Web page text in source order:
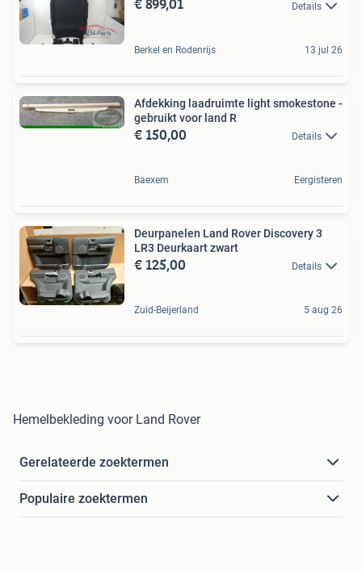
Details
Berkel en Rodenrijs 13 jul 26
Afdekking laadruimte light smokestone -
gebruikt voor land R
€ 150,00 Details
Baexem Eergisteren
Deurpanelen Land Rover Discovery 3
LR3 Deurkaart zwart
€ 125,00 Details
Zuid-Beijerland 5 aug 26
Hemelbekleding voor Land Rover
Gerelateerde zoektermen
Populaire zoektermen